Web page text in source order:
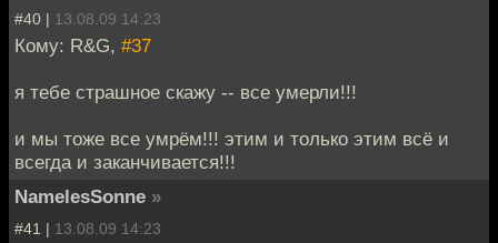
#40 | 13.08.09 14:23
Кому: R&G, #37
я тебе страшное скажу -- все умерли!!!
и мы тоже все умрём!!! этим и только этим всё и
всегда и заканчивается!!!
NamelesSonne »
#41 | 13.08.09 14:23